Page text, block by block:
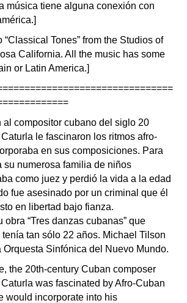
música tiene alguna conexión con
“Classical Tones” from the Studios of
California. All the music has some
or Latin America.]
al compositor cubano del siglo 20
le fascinaron los ritmos afro-
en sus composiciones. Para
su numerosa familia de niños
como juez y perdió la vida a la edad
fue asesinado por un criminal que él
en libertad bajo fianza.
obra “Tres danzas cubanas” que
tan sólo 22 años. Michael Tilson
Orquesta Sinfónica del Nuevo Mundo.
the 20th-century Cuban composer
was fascinated by Afro-Cuban
would incorporate into his